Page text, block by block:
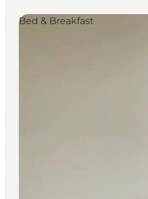
Booking
Bed & Breakfast